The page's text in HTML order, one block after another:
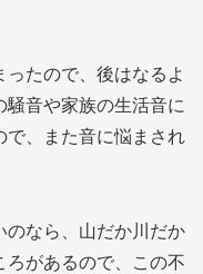
たので、後はなるよ
騒音や家族の生活音に
で、また音に悩まされ
のなら、山だか川だか
ろがあるので、この不